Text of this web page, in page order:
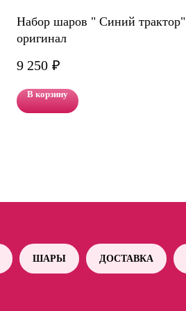
Набор шаров " Синий трактор"
оригинал
9 250 ₽
В корзину
ШАРЫ ДОСТАВКА